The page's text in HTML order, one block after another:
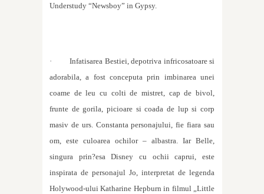
Understudy “Newsboy” in Gypsy.
·
Infatisarea Bestiei, depotriva infricosatoare si
adorabila, a fost conceputaprin imbinarea unei
coame de leu cu colti de mistret, cap de bivol,
frunte de gorila, picioare si coada de lup si corp
masiv de urs. Constanta personajului, fie fiara sau
om, este culoarea ochilor – albastra. Iar Belle,
singura prin?esa Disney cu ochii caprui, este
inspirata de personajul Jo, interpretat de legenda
Holywood-ului Katharine Hepburn in filmul „Little